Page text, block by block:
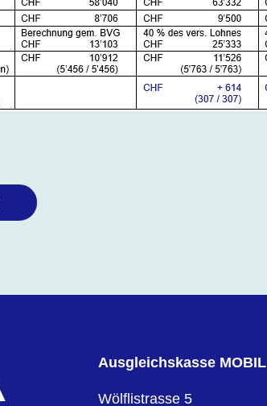
Ausgleichskasse MOBIL
Wölflistrasse 5